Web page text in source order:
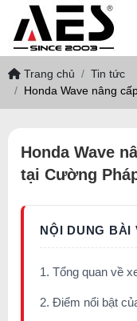
Trang chủ
Tin tức
Honda Wave nâng
Honda Wave
tại Cường
1. Tổng quan về
2. Điểm nổi bật